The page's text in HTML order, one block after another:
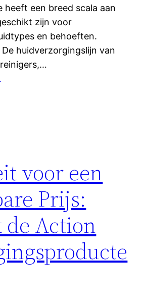
heeft een breed scala aan
zijn voor
en behoeften.
huidverzorgingslijn van
voor een
Prijs:
de Action